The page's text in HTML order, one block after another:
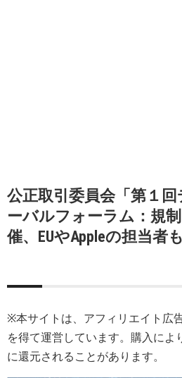
公正取引委員会「第１
ーバルフォーラム：規
催、EUやAppleの担当者
※本サイトは、アフィリエイト広
を得て運営しています。購入によ
に還元されることがあります。